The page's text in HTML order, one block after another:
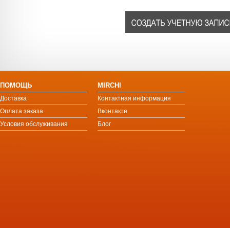
ПОМОЩЬ
Доставка
Оплата заказа
Условия обслуживания
MIRCHI
Контактная информация
Вконтакте
Блог